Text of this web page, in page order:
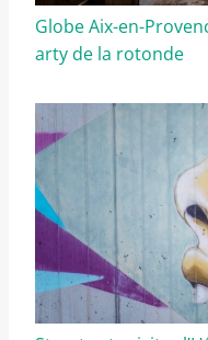
Globe Aix-en-
arty de la rotonde